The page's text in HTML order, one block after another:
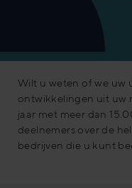
Wilt u weten of we uw
ontwikkelingen uit uw
jaar met meer dan
deelnemers over de
bedrijven die u kunt